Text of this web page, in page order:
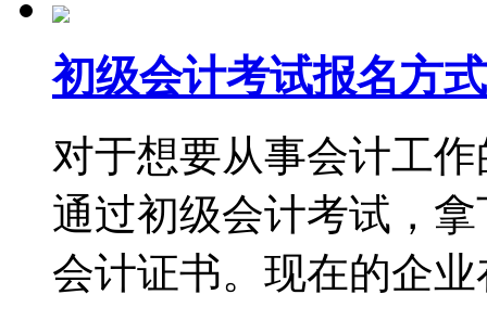
初级会计考试报名方
对于想要从事会计工
通过初级会计考试，
会计证书。现在的企